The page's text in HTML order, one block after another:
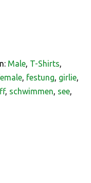
Male, T-Shirts,
, festung, girlie,
, schwimmen, see,